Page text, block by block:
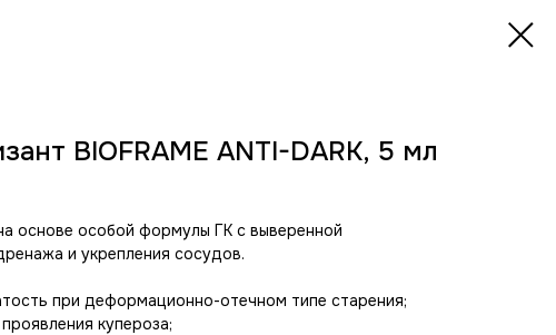
BIOFRAME ANTI-DARK, 5 мл
основе особой формулы ГК с выверенной
и укрепления сосудов.
при деформационно-отечном типе старения;
купероза;